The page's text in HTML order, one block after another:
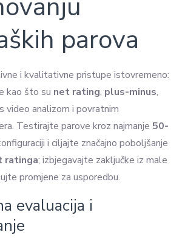
parova
i kvalitativne pristupe istovremeno:
kao što su net rating, plus-minus,
video analizom i povratnim
Testirajte parove kroz najmanje 50-
i ciljajte značajno poboljšanje
ratinga; izbjegavajte zaključke iz male
promjene za usporedbu.
evaluacija i